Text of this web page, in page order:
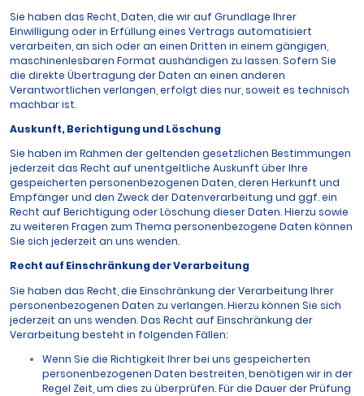
Sie haben das Recht, Daten, die wir auf Grundlage Ihrer
Einwilligung oder in Erfüllung eines Vertrags automatisiert
verarbeiten, an sich oder an einen Dritten in einem gängigen,
maschinenlesbaren Format aushändigen zu lassen. Sofern Sie
die direkte Übertragung der Daten an einen anderen
Verantwortlichen verlangen, erfolgt dies nur, soweit es technisch
machbar ist.
Auskunft, Berichtigung und Löschung
Sie haben im Rahmen der geltenden gesetzlichen Bestimmungen
jederzeit das Recht auf unentgeltliche Auskunft über Ihre
gespeicherten personenbezogenen Daten, deren Herkunft und
Empfänger und den Zweck der Datenverarbeitung und ggf. ein
Recht auf Berichtigung oder Löschung dieser Daten. Hierzu sowie
zu weiteren Fragen zum Thema personenbezogene Daten können
Sie sich jederzeit an uns wenden.
Recht auf Einschränkung der Verarbeitung
Sie haben das Recht, die Einschränkung der Verarbeitung Ihrer
personenbezogenen Daten zu verlangen. Hierzu können Sie sich
jederzeit an uns wenden. Das Recht auf Einschränkung der
Verarbeitung besteht in folgenden Fällen:
Wenn Sie die Richtigkeit Ihrer bei uns gespeicherten
personenbezogenen Daten bestreiten, benötigen wir in der
Regel Zeit, um dies zu überprüfen. Für die Dauer der Prüfung